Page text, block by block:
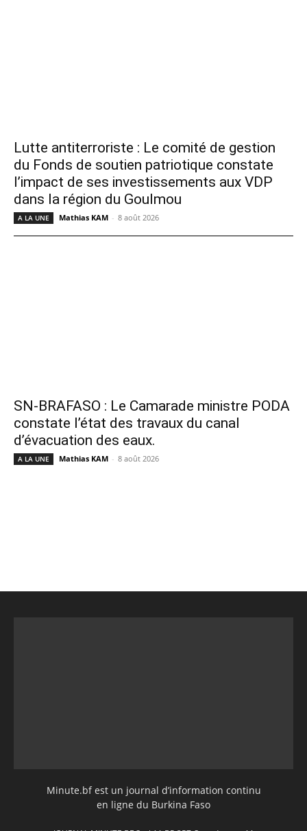
Lutte antiterroriste : Le comité de gestion
du Fonds de soutien patriotique constate
l’impact de ses investissements aux VDP
dans la région du Goulmou
A LA UNE Mathias KAM - 8 août 2026
SN-BRAFASO : Le Camarade ministre PODA
constate l’état des travaux du canal
d’évacuation des eaux.
A LA UNE Mathias KAM - 8 août 2026
Minute.bf est un journal d’information continu
en ligne du Burkina Faso